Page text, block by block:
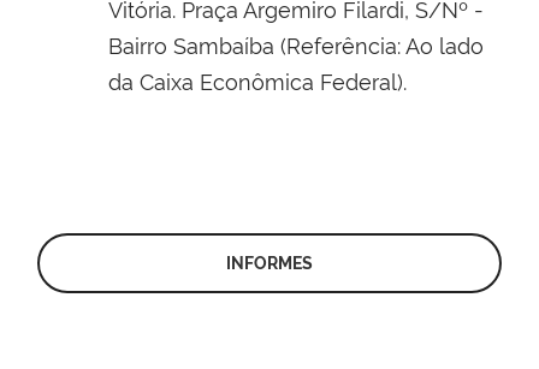
Vitória. Praça Argemiro Filardi, S/Nº -
Bairro Sambaíba (Referência: Ao lado
da Caixa Econômica Federal).
INFORMES